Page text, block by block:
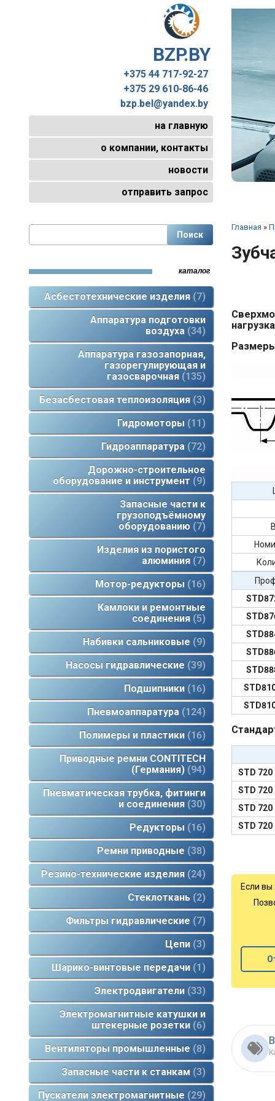
BZP.BY
+375 44 717-92-27
+375 29 610-86-46
bzp.bel@yandex.by
на главную
о компании, контакты
новости
отправить запрос
каталог
Асбестотехнические изделия 7
Аппаратура подготовки
воздуха 34
Аппаратура газозапорная,
газорегулирующая и
газосварочная 135
Безасбестовая теплоизоляция 3
Гидромоторы
11
Гидроаппаратура 72
Дорожно-строительное
оборудование и инструмент
9
Запасные части к
грузоподъёмному
оборудованию 7
Изделия из пористого
алюминия 7
Мотор-редукторы
16
Камлоки и ремонтные
соединения 5
Набивки сальниковые
9
Насосы гидравлические 39
Подшипники 16
Пневмоаппаратура 124
Полимеры и пластики 16
Приводные ремни CONTITECH
(Германия) 94
Пневматическая трубка, фитинги
и соединения 30
Редукторы
16
Ремни приводные 38
Резино-технические изделия 24
Стеклоткань 2
Фильтры гидравлические
7
Цепи 3
Шарико-винтовые передачи 1
Электродвигатели 33
Электромагнитные катушки и
штекерные розетки 6
Вентиляторы промышленные
8
Запасные части к станкам 3
Пускатели электромагнитные
29
Главная »
STD 720
STD 720
STD 720
STD 720
Если вы